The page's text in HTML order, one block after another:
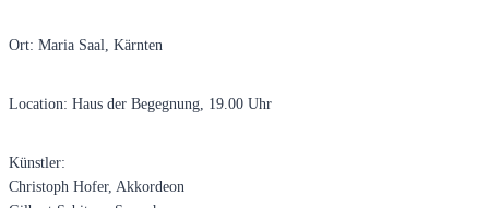
Ort: Maria Saal, Kärnten
Location: Haus der Begegnung, 19.00 Uhr
Künstler:
Christoph Hofer, Akkordeon